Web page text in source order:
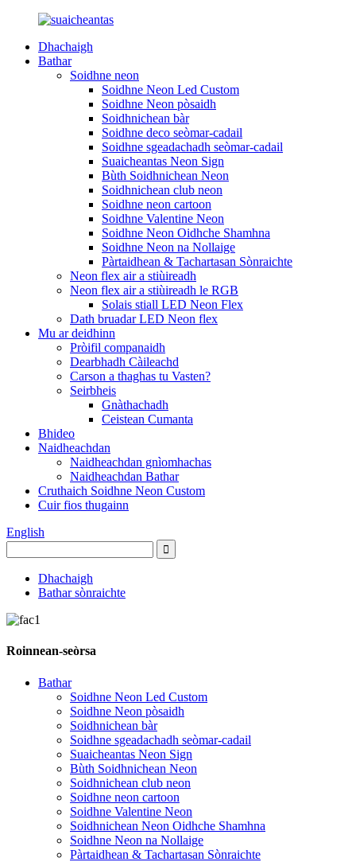
Dhachaigh
Bathar
Soidhne neon
Soidhne Neon Led Custom
Soidhne Neon pòsaidh
Soidhnichean bàr
Soidhne deco seòmar-cadail
Soidhne sgeadachadh seòmar-cadail
Suaicheantas Neon Sign
Bùth Soidhnichean Neon
Soidhnichean club neon
Soidhne neon cartoon
Soidhne Valentine Neon
Soidhne Neon Oidhche Shamhna
Soidhne Neon na Nollaige
Pàrtaidhean & Tachartasan Sònraichte
Neon flex air a stiùireadh
Neon flex air a stiùireadh le RGB
Solais stiall LED Neon Flex
Dath bruadar LED Neon flex
Mu ar deidhinn
Pròifil companaidh
Dearbhadh Càileachd
Carson a thaghas tu Vasten?
Seirbheis
Gnàthachadh
Ceistean Cumanta
Bhideo
Naidheachdan
Naidheachdan gnìomhachas
Naidheachdan Bathar
Cruthaich Soidhne Neon Custom
Cuir fios thugainn
English
Dhachaigh
Bathar sònraichte
Roinnean-seòrsa
Bathar
Soidhne Neon Led Custom
Soidhne Neon pòsaidh
Soidhnichean bàr
Soidhne sgeadachadh seòmar-cadail
Suaicheantas Neon Sign
Bùth Soidhnichean Neon
Soidhnichean club neon
Soidhne neon cartoon
Soidhne Valentine Neon
Soidhnichean Neon Oidhche Shamhna
Soidhne Neon na Nollaige
Pàrtaidhean & Tachartasan Sònraichte